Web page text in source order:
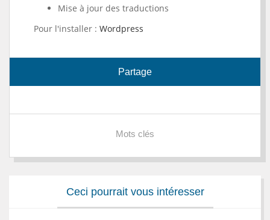
Mise à jour des traductions
Pour l'installer : Wordpress
Partage
Mots clés
Ceci pourrait vous intéresser